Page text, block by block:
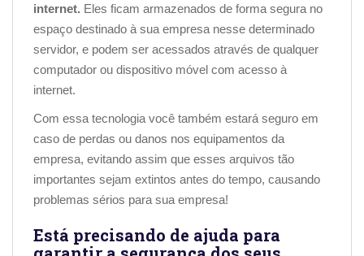
internet. Eles ficam armazenados de forma segura no
espaço destinado à sua empresa nesse determinado
servidor, e podem ser acessados através de qualquer
computador ou dispositivo móvel com acesso à
internet.
Com essa tecnologia você também estará seguro em
caso de perdas ou danos nos equipamentos da
empresa, evitando assim que esses arquivos tão
importantes sejam extintos antes do tempo, causando
problemas sérios para sua empresa!
Está precisando de ajuda para